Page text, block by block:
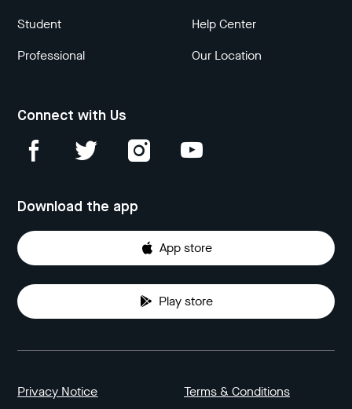
Student
Professional
Help Center
Our Location
Connect with Us
Download the app
App store
Play store
Privacy Notice Terms & Conditions